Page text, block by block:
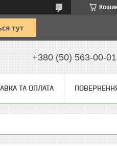
+380 (50) 563-00-01
ТА ОПЛАТА